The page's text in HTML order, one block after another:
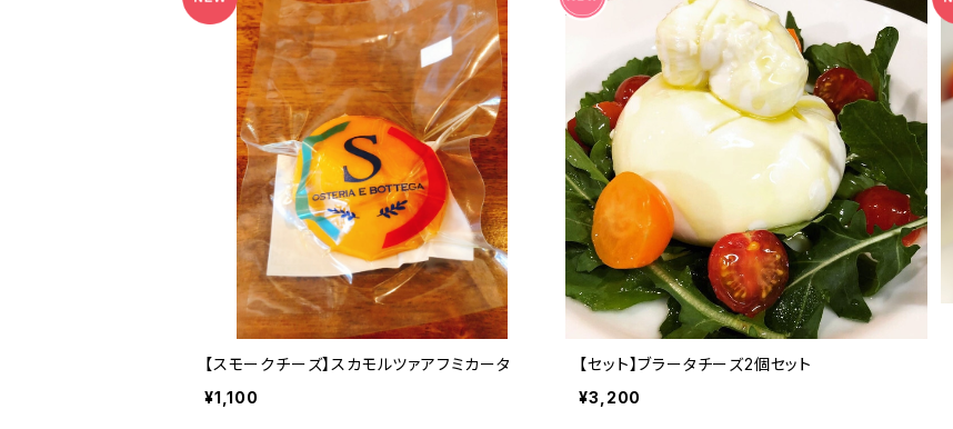
【スモークチーズ】スカモルツァアフミカータ
¥1,100
【セット】ブラータチーズ2個セット
¥3,200